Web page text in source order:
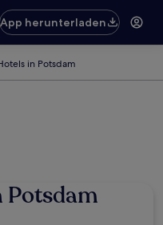
App herunterladen
in Potsdam